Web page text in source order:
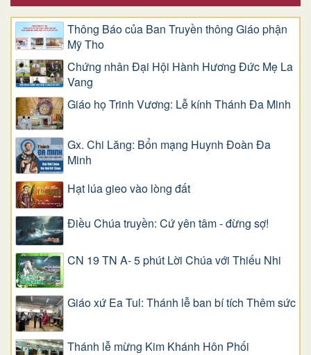
Thông Báo của Ban Truyền thông Giáo phận
Mỹ Tho
Chứng nhân Đại Hội Hành Hương Đức Mẹ La
Vang
Giáo họ Trinh Vương: Lễ kính Thánh Đa Minh
Gx. Chi Lăng: Bổn mạng Huynh Đoàn Đa
Minh
Hạt lúa gieo vào lòng đất
Điều Chúa truyền: Cứ yên tâm - đừng sợ!
CN 19 TN A- 5 phút Lời Chúa với Thiếu Nhi
Giáo xứ Ea Tul: Thánh lễ ban bí tích Thêm sức
Thánh lễ mừng Kim Khánh Hôn Phối